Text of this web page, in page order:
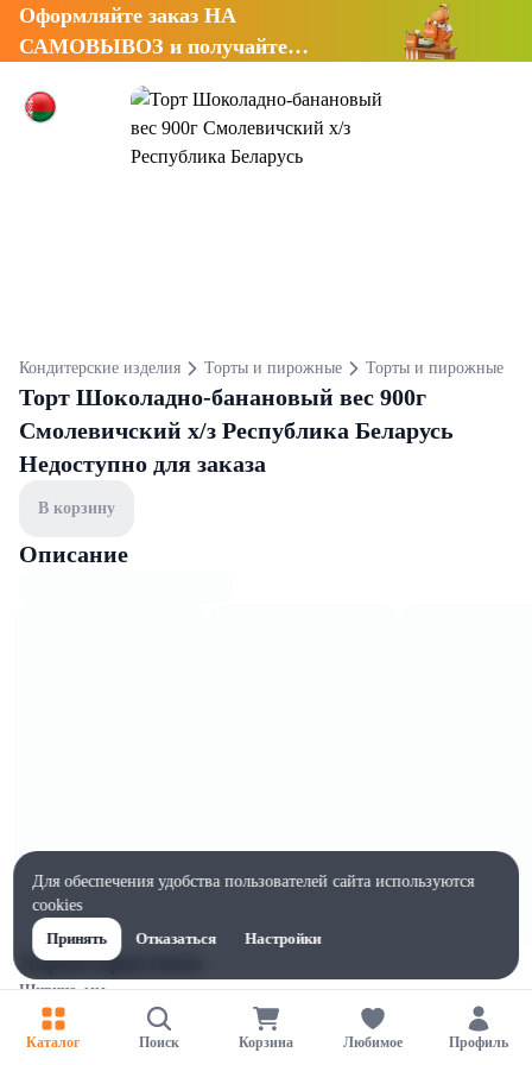
Оформляйте заказ НА
САМОВЫВОЗ и получайте
Кондитерские изделия Торты и пирожные Торты и пирожные
Торт Шоколадно-банановый вес 900г
Смолевичский х/з Республика Беларусь
Недоступно для заказа
В корзину
Описание
Характеристики
Ширина, мм
100
Высота, мм
Каталог Поиск Корзина Любимое Профиль
Для обеспечения удобства пользователей сайта используются
cookies
Принять
Отказаться Настройки